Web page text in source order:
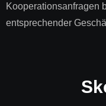
Kooperationsanfragen
entsprechender